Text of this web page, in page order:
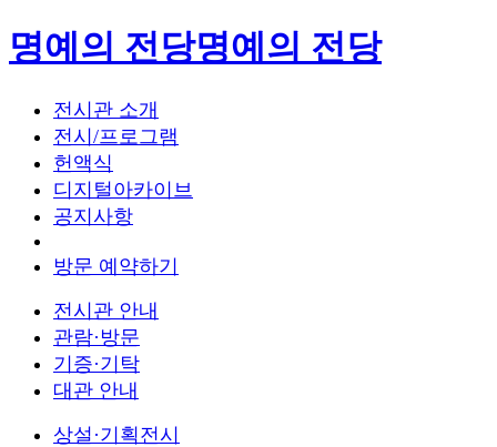
명예의 전당명예의 전당
전시관 소개
전시/프로그램
헌액식
디지털아카이브
공지사항
방문 예약하기
전시관 안내
관람·방문
기증·기탁
대관 안내
상설·기획전시